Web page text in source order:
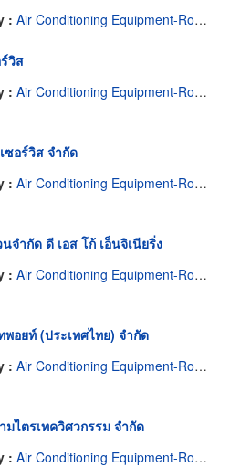
: Air Conditioning Equipment-Room & Split
วิส
: Air Conditioning Equipment-Room & Split
ซอร์วิส จำกัด
: Air Conditioning Equipment-Room & Split
จำกัด ดี เอส โก้ เอ็นจิเนียริ่ง
: Air Conditioning Equipment-Room & Split
พอยท์ (ประเทศไทย) จำกัด
: Air Conditioning Equipment-Room & Split
มไตรเทควิศวกรรม จำกัด
: Air Conditioning Equipment-Room & Split